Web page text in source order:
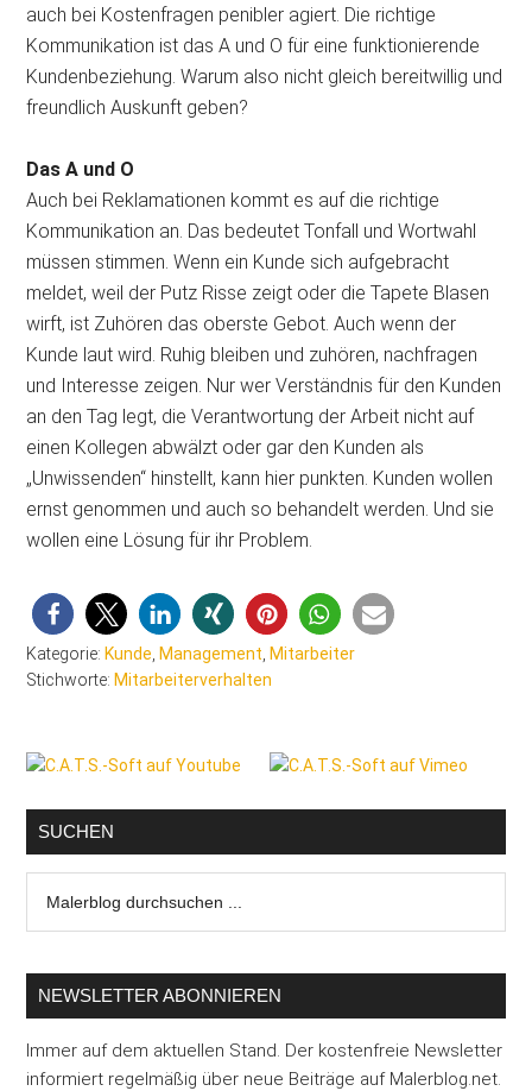
auch bei Kostenfragen penibler agiert. Die richtige
Kommunikation ist das A und O für eine funktionierende
Kundenbeziehung. Warum also nicht gleich bereitwillig und
freundlich Auskunft geben?
Das A und O
Auch bei Reklamationen kommt es auf die richtige
Kommunikation an. Das bedeutet Tonfall und Wortwahl
müssen stimmen. Wenn ein Kunde sich aufgebracht
meldet, weil der Putz Risse zeigt oder die Tapete Blasen
wirft, ist Zuhören das oberste Gebot. Auch wenn der
Kunde laut wird. Ruhig bleiben und zuhören, nachfragen
und Interesse zeigen. Nur wer Verständnis für den Kunden
an den Tag legt, die Verantwortung der Arbeit nicht auf
einen Kollegen abwälzt oder gar den Kunden als
„Unwissenden“ hinstellt, kann hier punkten. Kunden wollen
ernst genommen und auch so behandelt werden. Und sie
wollen eine Lösung für ihr Problem.
Kategorie: Kunde Management Mitarbeiter
Stichworte: Mitarbeiterverhalten
Seitenspalte
SUCHEN
durchsuchen
NEWSLETTER ABONNIEREN
Immer auf dem aktuellen Stand. Der kostenfreie Newsletter
informiert regelmäßig über neue Beiträge auf Malerblog.net.